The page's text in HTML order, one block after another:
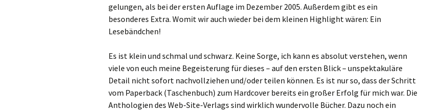
gelungen, als bei der ersten Auflage im Dezember 2005. Außerdem gibt es ein
besonderes Extra. Womit wir auch wieder bei dem kleinen Highlight wären: Ein
Lesebändchen!
Es ist klein und schmal und schwarz. Keine Sorge, ich kann es absolut verstehen, wenn
viele von euch meine Begeisterung für dieses – auf den ersten Blick – unspektakuläre
Detail nicht sofort nachvollziehen und/oder teilen können. Es ist nur so, dass der Schritt
vom Paperback (Taschenbuch) zum Hardcover bereits ein großer Erfolg für mich war. Die
Anthologien des Web-Site-Verlags sind wirklich wundervolle Bücher. Dazu noch ein